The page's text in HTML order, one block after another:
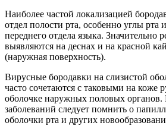
Наиболее частой локализацией
отдел полости рта, особенно углы рта
переднего отдела языка. Значительно
выявляются на деснах и на красной
(наружная поверхность).
Вирусные бородавки на слизистой
часто сочетаются с таковыми на коже
оболочке наружных половых органов.
заболеваний следует помнить о
оболочки рта и других